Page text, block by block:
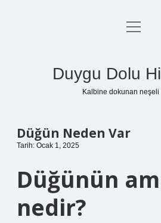
Anasayfa
menüyü
Duygu Dolu
Kalbine dokunan
Düğün Neden Var
Tarih: Ocak 1, 2025
Düğünün
nedir?